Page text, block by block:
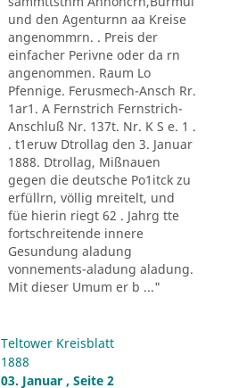
und den Agenturnn aa Kreise
angenommrn. . Preis der
einfacher Perivne oder da rn
angenommen. Raum Lo
Pfennige. Ferusmech-Ansch Rr.
1ar1. A Fernstrich Fernstrich-
Anschluß Nr. 137t. Nr. K S e. 1 .
. t1eruw Dtrollag den 3. Januar
1888. Dtrollag, Mißnauen
gegen die deutsche Po1itck zu
erfüllrn, völlig mreitelt, und
füe hierin riegt 62 . Jahrg tte
fortschreitende innere
Gesundung aladung
vonnements-aladung aladung.
Mit dieser Umum er b ..."
Teltower Kreisblatt
1888
03. Januar , Seite 2